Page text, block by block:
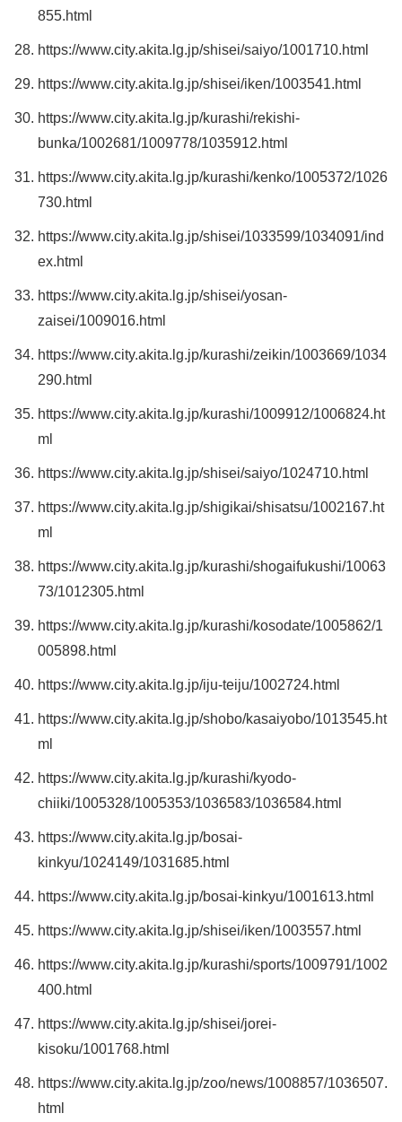
855.html
https://www.city.akita.lg.jp/shisei/saiyo/1001710.html
https://www.city.akita.lg.jp/shisei/iken/1003541.html
https://www.city.akita.lg.jp/kurashi/rekishi-
bunka/1002681/1009778/1035912.html
https://www.city.akita.lg.jp/kurashi/kenko/1005372/1026
730.html
https://www.city.akita.lg.jp/shisei/1033599/1034091/ind
ex.html
https://www.city.akita.lg.jp/shisei/yosan-
zaisei/1009016.html
https://www.city.akita.lg.jp/kurashi/zeikin/1003669/1034
290.html
https://www.city.akita.lg.jp/kurashi/1009912/1006824.ht
ml
https://www.city.akita.lg.jp/shisei/saiyo/1024710.html
https://www.city.akita.lg.jp/shigikai/shisatsu/1002167.ht
ml
https://www.city.akita.lg.jp/kurashi/shogaifukushi/10063
73/1012305.html
https://www.city.akita.lg.jp/kurashi/kosodate/1005862/1
005898.html
https://www.city.akita.lg.jp/iju-teiju/1002724.html
https://www.city.akita.lg.jp/shobo/kasaiyobo/1013545.ht
ml
https://www.city.akita.lg.jp/kurashi/kyodo-
chiiki/1005328/1005353/1036583/1036584.html
https://www.city.akita.lg.jp/bosai-
kinkyu/1024149/1031685.html
https://www.city.akita.lg.jp/bosai-kinkyu/1001613.html
https://www.city.akita.lg.jp/shisei/iken/1003557.html
https://www.city.akita.lg.jp/kurashi/sports/1009791/1002
400.html
https://www.city.akita.lg.jp/shisei/jorei-
kisoku/1001768.html
https://www.city.akita.lg.jp/zoo/news/1008857/1036507.
html